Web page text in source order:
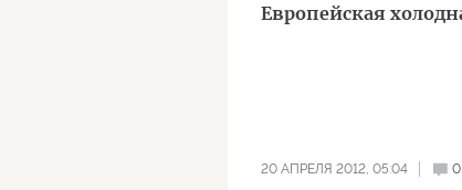
Европейская
20 АПРЕЛЯ 2012, 05:04 0